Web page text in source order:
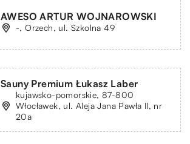
AWESO ARTUR WOJNAROWSKI
-, Orzech, ul. Szkolna 49
Sauny Premium Łukasz Laber
kujawsko-pomorskie, 87-800
Włocławek, ul. Aleja Jana Pawła II, nr
20a